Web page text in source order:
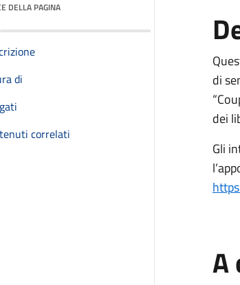
DELLA PAGINA
di
correlati
di
dei
Gli
A